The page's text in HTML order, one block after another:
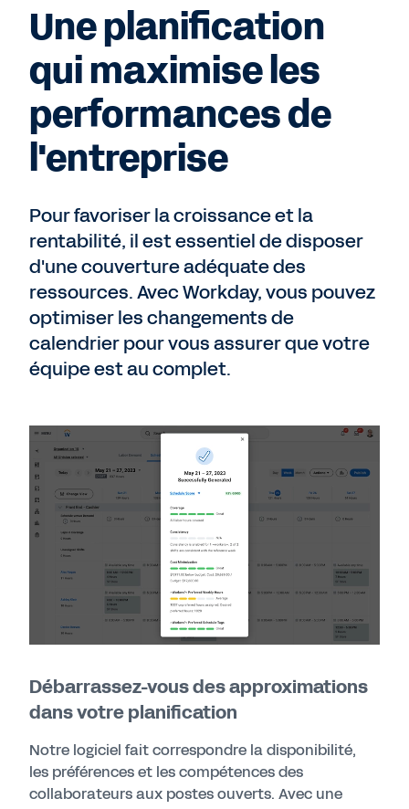
Une planification
qui maximise les
performances de
l'entreprise
Pour favoriser la croissance et la
rentabilité, il est essentiel de disposer
d'une couverture adéquate des
ressources. Avec Workday, vous pouvez
optimiser les changements de
calendrier pour vous assurer que votre
équipe est au complet.
Débarrassez-vous des approximations
dans votre planification
Notre logiciel fait correspondre la disponibilité,
les préférences et les compétences des
collaborateurs aux postes ouverts. Avec une